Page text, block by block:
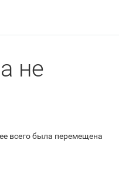
не
всего была перемещена